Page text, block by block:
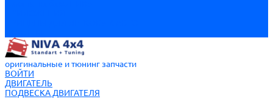
оригинальные и тюнинг запчасти
ВОЙТИ
ДВИГАТЕЛЬ
ПОДВЕСКА ДВИГАТЕЛЯ